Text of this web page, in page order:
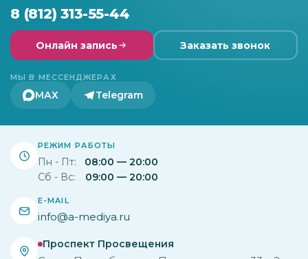
8 (812) 313-55-44
Онлайн запись Заказать звонок
МЫ В МЕССЕНДЖЕРАХ
МАХ Telegram
РЕЖИМ РАБОТЫ
Пн - Пт:
08:00 — 20:00
Сб - Вс:
09:00 — 20:00
E-MAIL
info@a-mediya.ru
Проспект Просвещения